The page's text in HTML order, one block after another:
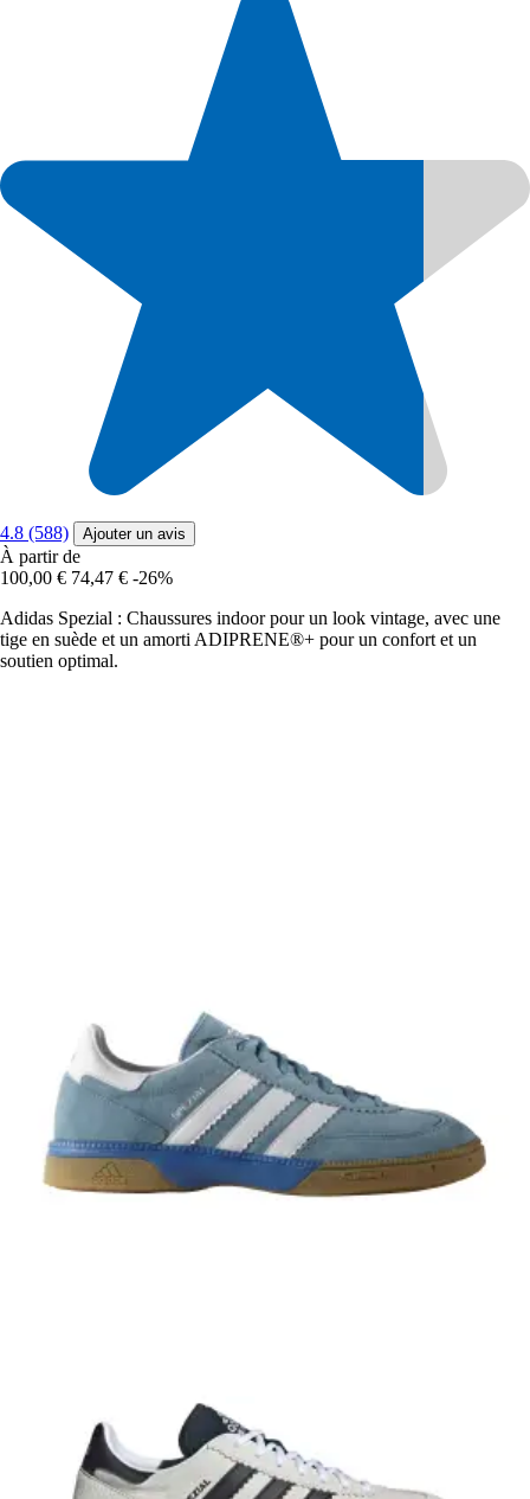
4.8 (588) Ajouter un avis
À partir de
100,00 € 74,47 € -26%
Adidas Spezial : Chaussures indoor pour un look vintage, avec une
tige en suède et un amorti ADIPRENE®+ pour un confort et un
soutien optimal.